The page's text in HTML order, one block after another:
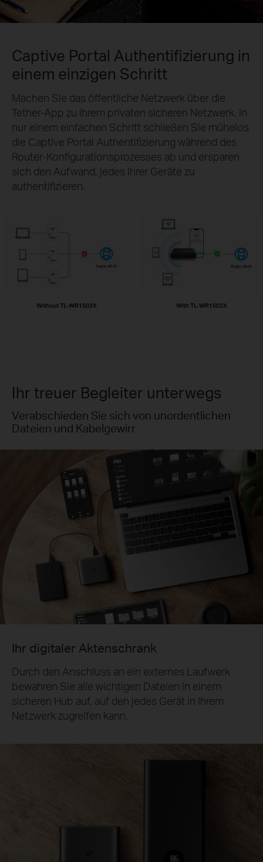
Captive Portal Authentifizierung in
einem einzigen Schritt
Machen Sie das öffentliche Netzwerk über die
Tether-App zu Ihrem privaten sicheren Netzwerk. In
nur einem einfachen Schritt schließen Sie mühelos
die Captive Portal Authentifizierung während des
Router-Konfigurationsprozesses ab und ersparen
sich den Aufwand, jedes Ihrer Geräte zu
authentifizieren.
Ihr treuer Begleiter unterwegs
Verabschieden Sie sich von unordentlichen
Dateien und Kabelgewirr
Ihr digitaler Aktenschrank
Durch den Anschluss an ein externes Laufwerk
bewahren Sie alle wichtigen Dateien in einem
sicheren Hub auf, auf den jedes Gerät in Ihrem
Netzwerk zugreifen kann.